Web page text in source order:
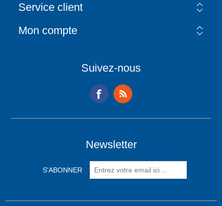
Service client
Mon compte
Suivez-nous
Newsletter